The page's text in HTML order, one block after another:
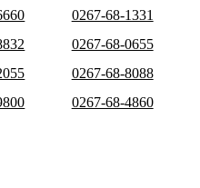
0267-68-1331
0267-68-0655
0267-68-8088
0267-68-4860